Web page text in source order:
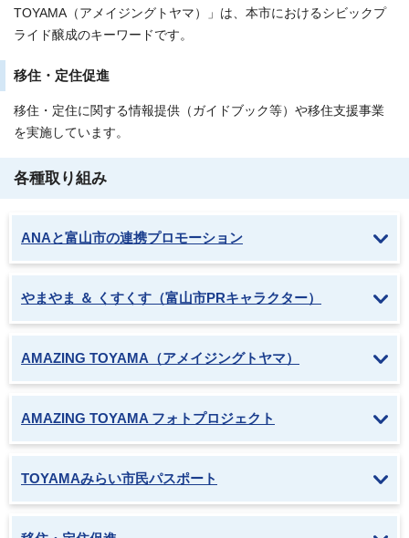
TOYAMA（アメイジングトヤマ）」は、本市におけるシビックプ
ライド醸成のキーワードです。
移住・定住促進
移住・定住に関する情報提供（ガイドブック等）や移住支援事業
を実施しています。
各種取り組み
ANAと富山市の連携プロモーション
やまやま ＆ くすくす（富山市PRキャラクター）
AMAZING TOYAMA（アメイジングトヤマ）
AMAZING TOYAMA フォトプロジェクト
TOYAMAみらい市民パスポート